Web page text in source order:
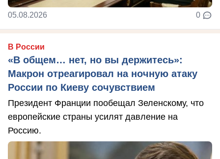
05.08.2026 0
В России
«В общем… нет, но вы держитесь»:
Макрон отреагировал на ночную атаку
России по Киеву сочувствием
Президент Франции пообещал Зеленскому, что
европейские страны усилят давление на
Россию.